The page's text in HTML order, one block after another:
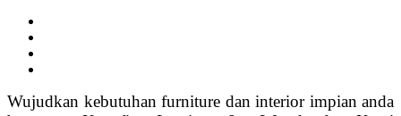
Wujudkan kebutuhan furniture dan interior impian anda